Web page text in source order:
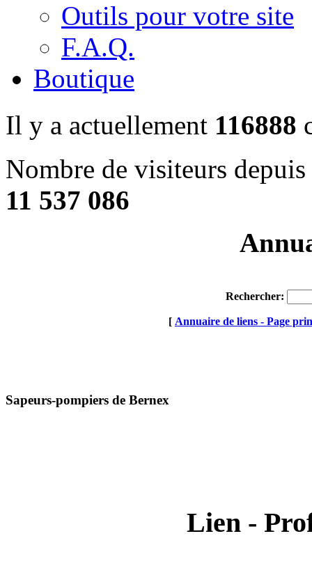
Outils pour votre site
F.A.Q.
Boutique
Il y a actuellement 116888
Nombre de visiteurs
11 537 086
Rechercher:
[ Annuaire de liens - Page
Sapeurs-pompiers de Bernex
Lien -